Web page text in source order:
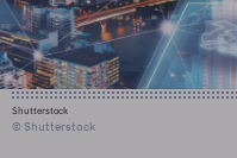
Shutterstock
© Shutterstock